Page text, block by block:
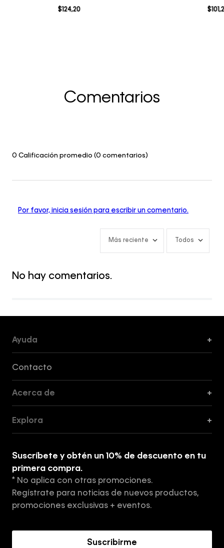
$124,20 $101,
Comentarios
0 Calificación promedio (0 comentarios)
Por favor, inicia sesión para escribir un comentario.
Más reciente Todos
No hay comentarios.
Ayuda +
Contacto
Acerca de +
Tiendas
Aviso de privacidad
Términos y Condiciones
Explora +
Suscríbete y obtén un 10% de descuento en tu
primera compra.
* No aplica con otras promociones.
Regístrate para noticias de nuevos productos,
promociones exclusivas + eventos.
Suscribirme